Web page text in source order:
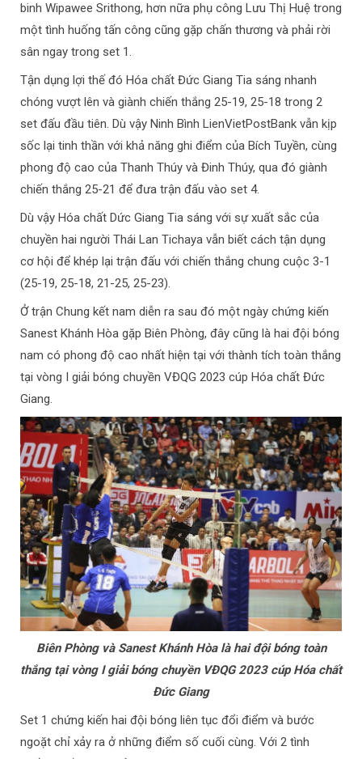
binh Wipawee Srithong, hơn nữa phụ công Lưu Thị Huệ trong
một tình huống tấn công cũng gặp chấn thương và phải rời
sân ngay trong set 1.
Tận dụng lợi thế đó Hóa chất Đức Giang Tia sáng nhanh
chóng vượt lên và giành chiến thắng 25-19, 25-18 trong 2
set đấu đầu tiên. Dù vậy Ninh Bình LienVietPostBank vẫn kịp
sốc lại tinh thần với khả năng ghi điểm của Bích Tuyền, cùng
phong độ cao của Thanh Thúy và Đinh Thúy, qua đó giành
chiến thắng 25-21 để đưa trận đấu vào set 4.
Dù vậy Hóa chất Dức Giang Tia sáng với sự xuất sắc của
chuyền hai người Thái Lan Tichaya vẫn biết cách tận dụng
cơ hội để khép lại trận đấu với chiến thắng chung cuộc 3-1
(25-19, 25-18, 21-25, 25-23).
Ở trận Chung kết nam diễn ra sau đó một ngày chứng kiến
Sanest Khánh Hòa gặp Biên Phòng, đây cũng là hai đội bóng
nam có phong độ cao nhất hiện tại với thành tích toàn thắng
tại vòng I giải bóng chuyền VĐQG 2023 cúp Hóa chất Đức
Giang.
Biên Phòng và Sanest Khánh Hòa là hai đội bóng toàn
thắng tại vòng I giải bóng chuyền VĐQG 2023 cúp Hóa chất
Đức Giang
Set 1 chứng kiến hai đội bóng liên tục đổi điểm và bước
ngoặt chỉ xảy ra ở những điểm số cuối cùng. Với 2 tình